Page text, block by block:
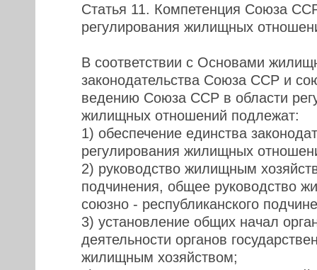
Статья 11. Компетенция Союза
регулирования жилищных
В соответствии с Основами
законодательства Союза ССР и
ведению Союза ССР в области
жилищных отношений подлежат:
1) обеспечение единства
регулирования жилищных
2) руководство жилищным
подчинения, общее руководство
союзно - республиканского
3) установление общих начал
деятельности органов
жилищным хозяйством;